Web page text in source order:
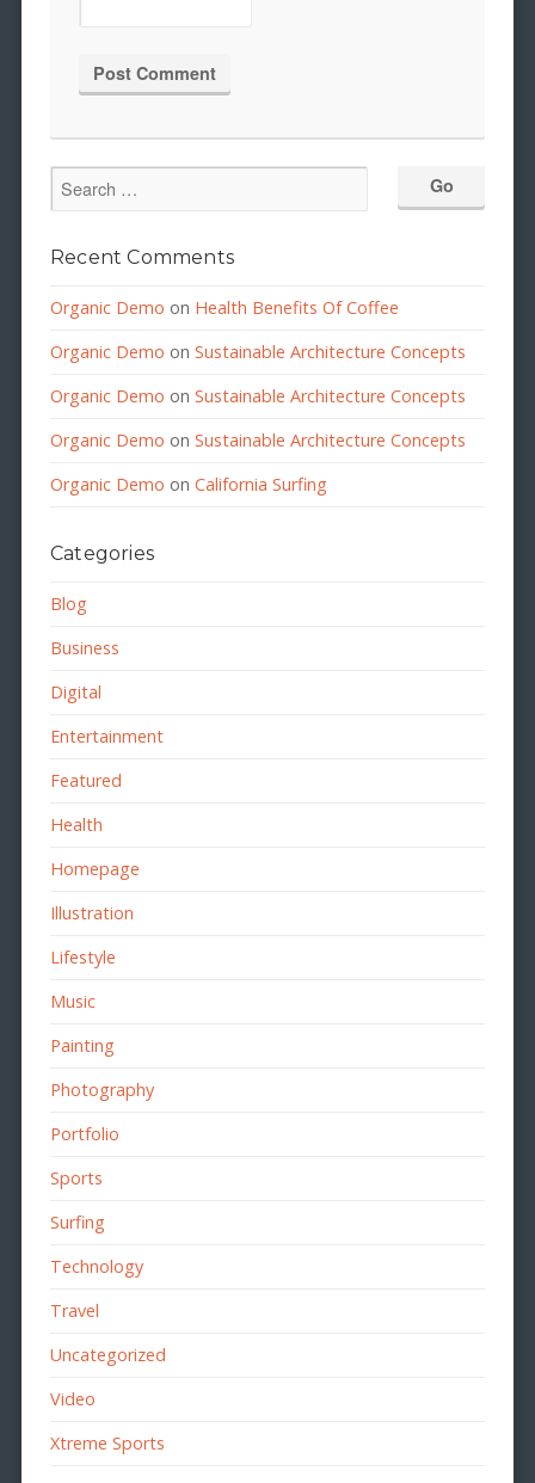
Recent Comments
Organic Demo on Health Benefits Of Coffee
Organic Demo on Sustainable Architecture Concepts
Organic Demo on Sustainable Architecture Concepts
Organic Demo on Sustainable Architecture Concepts
Organic Demo on California Surfing
Categories
Blog
Business
Digital
Entertainment
Featured
Health
Homepage
Illustration
Lifestyle
Music
Painting
Photography
Portfolio
Sports
Surfing
Technology
Travel
Uncategorized
Video
Xtreme Sports